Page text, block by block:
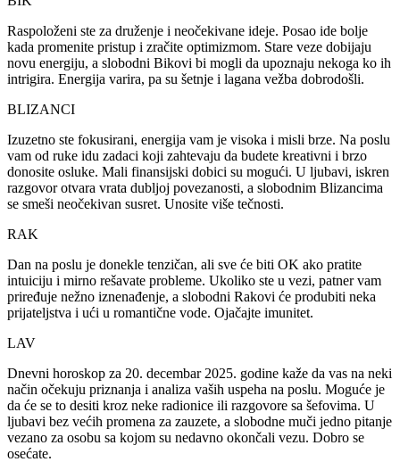
Raspoloženi ste za druženje i neočekivane ideje. Posao ide bolje
kada promenite pristup i zračite optimizmom. Stare veze dobijaju
novu energiju, a slobodni Bikovi bi mogli da upoznaju nekoga ko ih
intrigira. Energija varira, pa su šetnje i lagana vežba dobrodošli.
BLIZANCI
Izuzetno ste fokusirani, energija vam je visoka i misli brze. Na poslu
vam od ruke idu zadaci koji zahtevaju da budete kreativni i brzo
donosite osluke. Mali finansijski dobici su mogući. U ljubavi, iskren
razgovor otvara vrata dubljoj povezanosti, a slobodnim Blizancima
se smeši neočekivan susret. Unosite više tečnosti.
RAK
Dan na poslu je donekle tenzičan, ali sve će biti OK ako pratite
intuiciju i mirno rešavate probleme. Ukoliko ste u vezi, patner vam
priređuje nežno iznenađenje, a slobodni Rakovi će produbiti neka
prijateljstva i ući u romantične vode. Ojačajte imunitet.
LAV
Dnevni horoskop za 20. decembar 2025. godine kaže da vas na neki
način očekuju priznanja i analiza vaših uspeha na poslu. Moguće je
da će se to desiti kroz neke radionice ili razgovore sa šefovima. U
ljubavi bez većih promena za zauzete, a slobodne muči jedno pitanje
vezano za osobu sa kojom su nedavno okončali vezu. Dobro se
osećate.